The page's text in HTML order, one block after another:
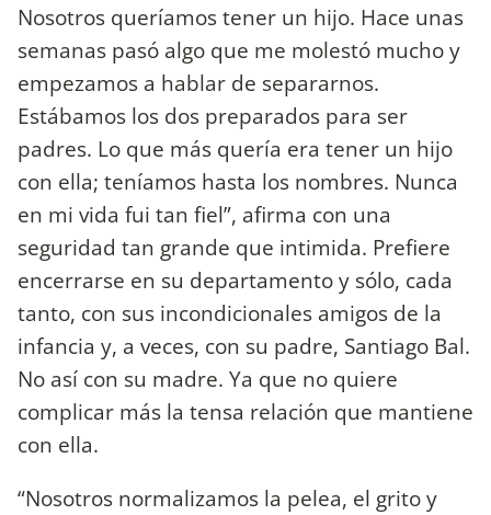
Nosotros queríamos tener un hijo. Hace unas
semanas pasó algo que me molestó mucho y
empezamos a hablar de separarnos.
Estábamos los dos preparados para ser
padres. Lo que más quería era tener un hijo
con ella; teníamos hasta los nombres. Nunca
en mi vida fui tan fiel”, afirma con una
seguridad tan grande que intimida. Prefiere
encerrarse en su departamento y sólo, cada
tanto, con sus incondicionales amigos de la
infancia y, a veces, con su padre, Santiago Bal.
No así con su madre. Ya que no quiere
complicar más la tensa relación que mantiene
con ella.
“Nosotros normalizamos la pelea, el grito y